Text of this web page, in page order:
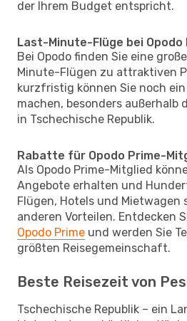
der Ihrem Budget entspricht.
Last-Minute-Flüge bei Opodo
Bei Opodo finden Sie eine
Minute-Flügen zu attraktiven
kurzfristig können Sie noch
machen, besonders außerhalb
in Tschechische Republik.
Rabatte für Opodo Prime-
Als Opodo Prime-Mitglied
Angebote erhalten und
Flügen, Hotels und Mietwagen
anderen Vorteilen. Entdecken
Opodo Prime und werden Sie
größten Reisegemeinschaft.
Beste Reisezeit von
Tschechische Republik – ein